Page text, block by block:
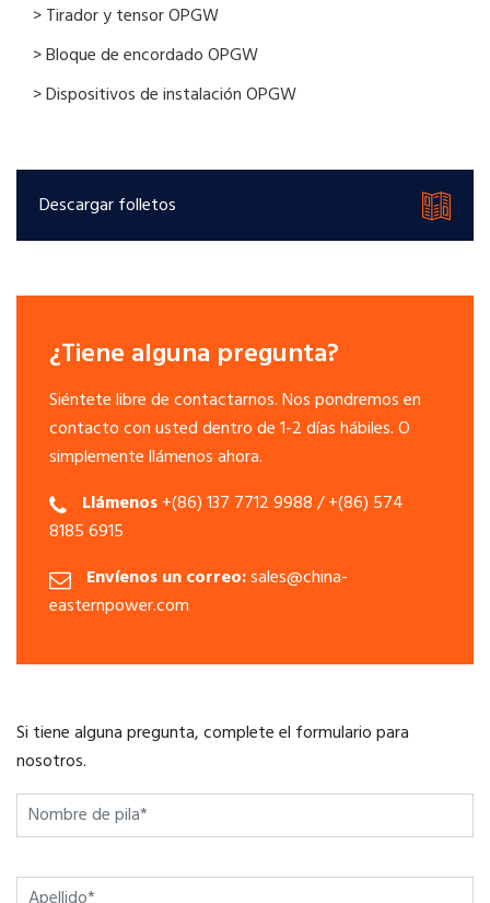
> Tirador y tensor OPGW
> Bloque de encordado OPGW
> Dispositivos de instalación OPGW
Descargar folletos
¿Tiene alguna pregunta?
Siéntete libre de contactarnos. Nos pondremos en
contacto con usted dentro de 1-2 días hábiles. O
simplemente llámenos ahora.
Llámenos+(86) 137 7712 9988 / +(86) 574
8185 6915
Envíenos un correo:sales@china-
easternpower.com
Si tiene alguna pregunta, complete el formulario para
nosotros.